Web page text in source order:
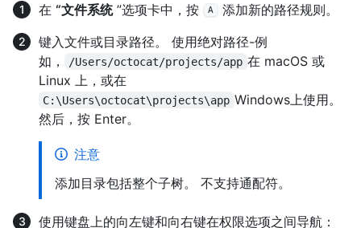
在 “文件系统”选项卡中，按 A
添加新的路径规则。
键入文件或目录路径。 使用绝对路径-例
如，
/Users/octocat/projects/app 在 macOS 或
Linux 上，或在
C:\Users\octocat\projects\app Windows上使用。
然后，按 Enter。
注意
添加目录包括整个子树。 不支持通配符。
使用键盘上的向左键和向右键在权限选项之间导航：